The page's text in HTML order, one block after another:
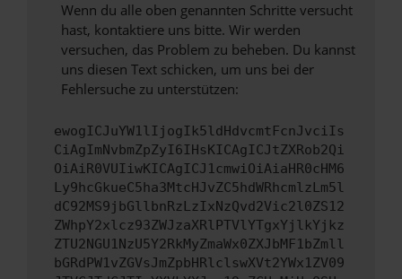
Wenn du alle oben genannten Schritte versucht
hast, kontaktiere uns bitte. Wir werden
versuchen, das Problem zu beheben. Du kannst
uns diesen Text schicken, um uns bei der
Fehlersuche zu unterstützen:
ewogICJuYW1lIjogIk5ldHdvcmtFcnJvciIs
CiAgImNvbmZpZyI6IHsKICAgICJtZXRob2Qi
OiAiR0VUIiwKICAgICJ1cmwiOiAiaHR0cHM6
Ly9hcGkueC5ha3MtcHJvZC5hdWRhcmlzLm5l
dC92MS9jbGllbnRzLzIxNzQvd2Vic2l0ZS12
ZWhpY2xlcz93ZWJzaXRlPTVlYTgxYjlkYjkz
ZTU2NGU1NzU5Y2RkMyZmaWx0ZXJbMF1bZmll
bGRdPW1vZGVsJmZpbHRlclswXVt2YWx1ZV09